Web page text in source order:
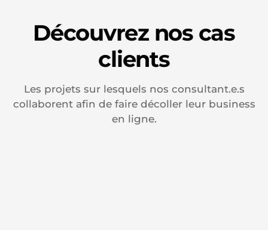
Découvrez nos cas
clients
Les projets sur lesquels nos consultant.e.s
collaborent afin de faire décoller leur business
en ligne.